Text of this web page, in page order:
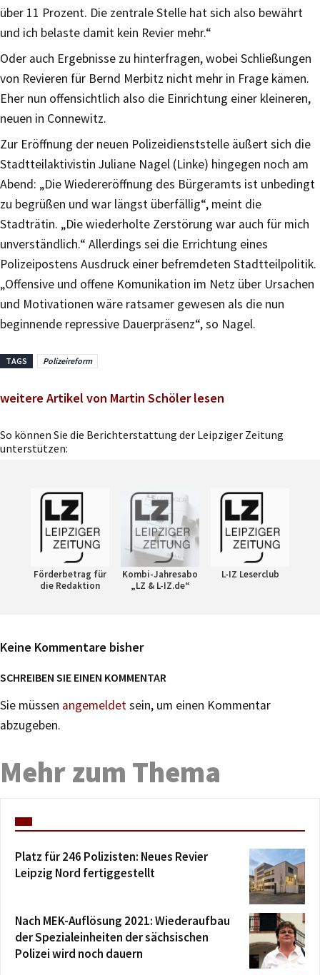
über 11 Prozent. Die zentrale Stelle hat sich also bewährt
und ich belaste damit kein Revier mehr.“
Oder auch Ergebnisse zu hinterfragen, wobei Schließungen
von Revieren für Bernd Merbitz nicht mehr in Frage kämen.
Eher nun offensichtlich also die Einrichtung einer kleineren,
neuen in Connewitz.
Zur Eröffnung der neuen Polizeidienststelle äußert sich die
Stadtteilaktivistin Juliane Nagel (Linke) hingegen noch am
Abend: „Die Wiedereröffnung des Bürgeramts ist unbedingt
zu begrüßen und war längst überfällig“, meint die
Stadträtin. „Die wiederholte Zerstörung war auch für mich
unverständlich.“ Allerdings sei die Errichtung eines
Polizeipostens Ausdruck einer befremdeten Stadtteilpolitik.
„Offensive und offene Komunikation im Netz über Ursachen
und Motivationen wäre ratsamer gewesen als die nun
beginnende repressive Dauerpräsenz“, so Nagel.
TAGS Polizeireform
weitere Artikel von Martin Schöler lesen
So können Sie die Berichterstattung der Leipziger Zeitung
unterstützen:
Förderbetrag für
die Redaktion
Kombi-Jahresabo
„LZ & L-IZ.de“
L-IZ Leserclub
Keine Kommentare bisher
SCHREIBEN SIE EINEN KOMMENTAR
Sie müssen angemeldetsein, um einen Kommentar
abzugeben.
Mehr zum Thema
Platz für 246 Polizisten: Neues Revier
Leipzig Nord fertiggestellt
Nach MEK-Auflösung 2021: Wiederaufbau
der Spezialeinheiten der sächsischen
Polizei wird noch dauern